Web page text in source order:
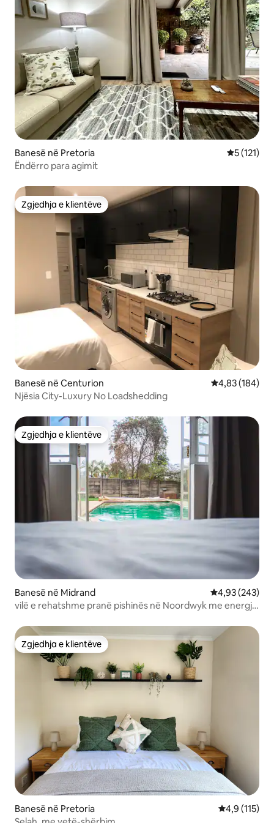
Banesë në Pretoria Vlerësimi
5 (121)
Ëndërro para agimit
Zgjedhja e klientëve
Zgjedhja e klientëve
Banesë në Centurion Vlerësimi
4,83 (184)
Njësia City-Luxury No Loadshedding
Zgjedhja e klientëve
Zgjedhja e klientëve
Banesë në Midrand Vlerësimi
4,93 (243)
vilë e rehatshme pranë pishinës në Noordwyk me energji
Zgjedhja e klientëve
Zgjedhja e klientëve
Banesë në Pretoria Vlerësimi
4,9 (115)